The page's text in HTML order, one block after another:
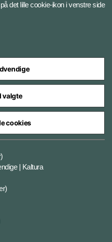
Forsvarsministeriet
det lille cookie-ikon i venstre side
valgte
cookies
| Kaltura